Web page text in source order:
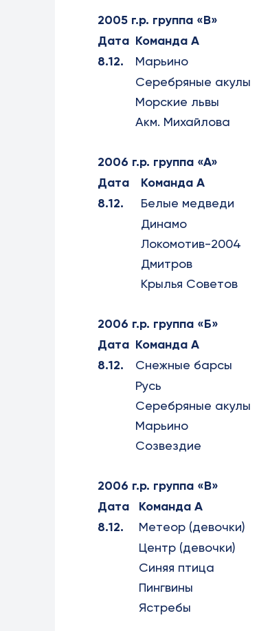
2005 г.р. группа «В»
Дата Команда А
8.12.
Марьино
Серебряные акулы
Морские львы
Акм. Михайлова
2006 г.р. группа «А»
Дата
Команда А
8.12.
Белые медведи
Динамо
Локомотив-2004
Дмитров
Крылья Советов
2006 г.р. группа «Б»
Дата Команда А
8.12.
Снежные барсы
Русь
Серебряные акулы
Марьино
Созвездие
2006 г.р. группа «В»
Дата
Команда А
8.12.
Метеор (девочки)
Центр (девочки)
Синяя птица
Пингвины
Ястребы